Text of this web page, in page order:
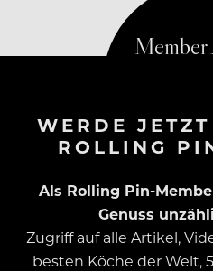
WERDE
ROLLING
Als Rolling Pin-
Genuss
Zugriff auf alle Artikel,
besten Köche der Welt,